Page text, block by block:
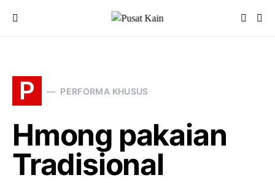
P PERFORMA KHUSUS
Hmong pakaian
Tradisional